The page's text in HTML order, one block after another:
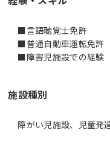
■言語聴覚士免許
■普通自動車運転免許
■障害児施設での経験
施設種別
障がい児施設、児童発